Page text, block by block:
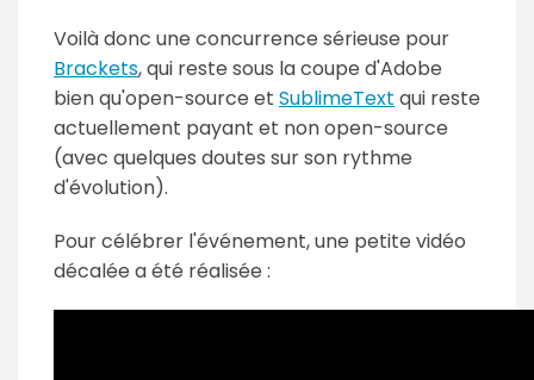
Voilà donc une concurrence sérieuse pour
Brackets, qui reste sous la coupe d'Adobe
bien qu'open-source et SublimeText qui reste
actuellement payant et non open-source
(avec quelques doutes sur son rythme
d'évolution).
Pour célébrer l'événement, une petite vidéo
décalée a été réalisée :